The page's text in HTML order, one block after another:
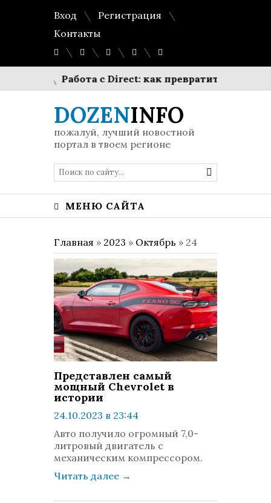
Вход
Регистрация
Контакты
Работа с Direct: как превратить «шкатулку
DOZENINFO
пожалуй, лучший новостной
портал в твоем регионе
МЕНЮ САЙТА
Главная » 2023 » Октябрь » 24
Представлен самый
мощный Chevrolet в
истории
24.10.2023 в 23:44
комментариев: 0
Авто получило огромный 7,0-
литровый двигатель с
механическим компрессором.
Читать далее →